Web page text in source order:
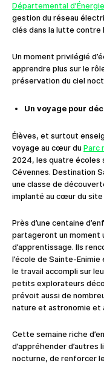
Départemental
gestion du réseau
clés dans la lutte contre
Un moment privilégié
apprendre plus sur le
préservation du ciel
Un voyage pour
Élèves, et surtout
voyage au cœur du Parc
2024, les quatre écoles
Cévennes. Destination
une classe de
implanté au cœur du site
Près d’une centaine
partageront un moment
d’apprentissage. Ils
l’école de Sainte-
le travail accompli sur
petits explorateurs
prévoit aussi de
nature et astronomie et
Cette semaine riche
d’appréhender d’autres
nocturne, de renforcer